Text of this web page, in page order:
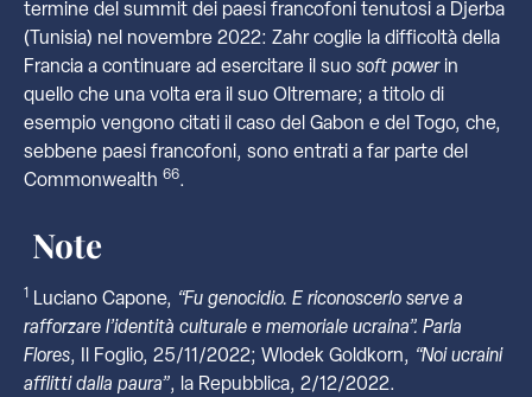
termine del summit dei paesi francofoni tenutosi a Djerba
(Tunisia) nel novembre 2022: Zahr coglie la difficoltà della
Francia a continuare ad esercitare il suo soft power in
quello che una volta era il suo Oltremare; a titolo di
esempio vengono citati il caso del Gabon e del Togo, che,
sebbene paesi francofoni, sono entrati a far parte del
Commonwealth 66.
Note
1 Luciano Capone, “Fu genocidio. E riconoscerlo serve a
rafforzare l’identità culturale e memoriale ucraina”. Parla
Flores, Il Foglio, 25/11/2022; Wlodek Goldkorn, “Noi ucraini
afflitti dalla paura”, la Repubblica, 2/12/2022.